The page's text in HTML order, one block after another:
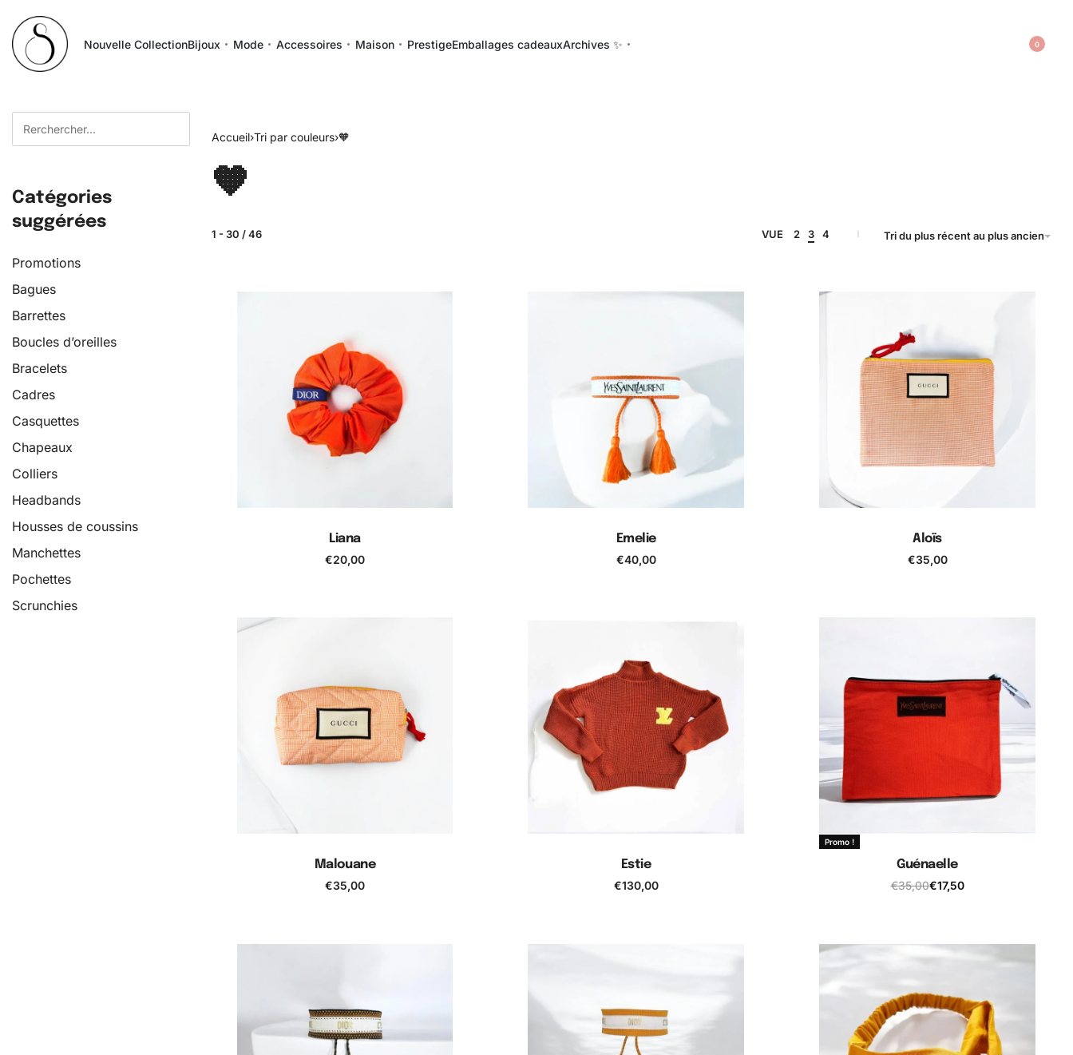
Nouvelle CollectionBijoux Mode Accessoires Maison PrestigeEmballages cadeauxArchives ✨ 0
Catégories
suggérées
Promotions
Bagues
Barrettes
Boucles d’oreilles
Bracelets
Cadres
Casquettes
Chapeaux
Colliers
Headbands
Housses de coussins
Manchettes
Pochettes
Scrunchies
Accueil›Tri par couleurs›🧡
🧡
1 -30 /46 VUE 2 3 4 Tri du plus récent au plus ancien
Liana
€20,00
Emelie
€40,00
Aloïs
€35,00
Malouane
€35,00
Estie
€130,00
Promo !
Guénaelle
€35,00€17,50